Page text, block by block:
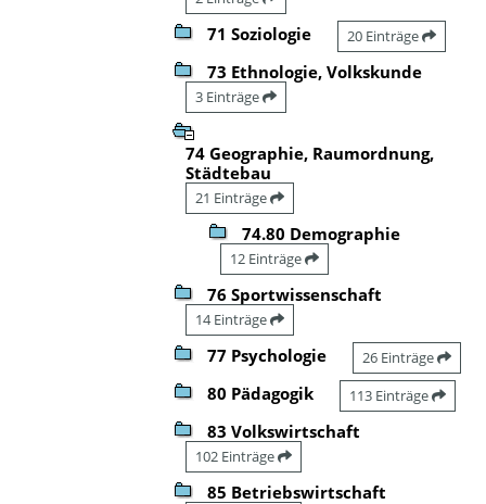
71 Soziologie 20 Einträge
73 Ethnologie, Volkskunde
3 Einträge
74 Geographie, Raumordnung,
Städtebau
21 Einträge
74.80 Demographie
12 Einträge
76 Sportwissenschaft
14 Einträge
77 Psychologie 26 Einträge
80 Pädagogik 113 Einträge
83 Volkswirtschaft
102 Einträge
85 Betriebswirtschaft